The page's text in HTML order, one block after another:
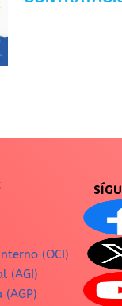
(OCI)
(AGI)
(AGP)